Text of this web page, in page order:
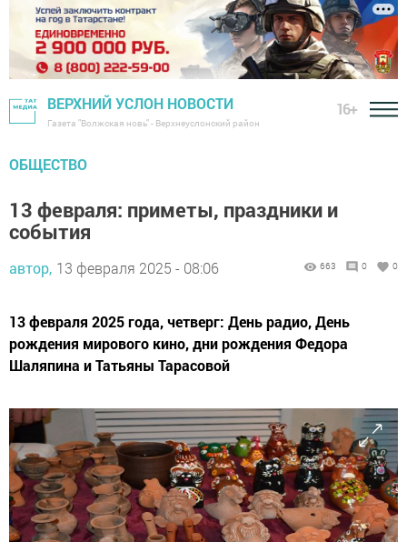
ВЕРХНИЙ УСЛОН НОВОСТИ
Газета "Волжская новь" - Верхнеуслонский район
16+
ОБЩЕСТВО
13 февраля: приметы, праздники и
события
автор, 13 февраля 2025 - 08:06 663 0 0
13 февраля 2025 года, четверг: День радио, День
рождения мирового кино, дни рождения Федора
Шаляпина и Татьяны Тарасовой